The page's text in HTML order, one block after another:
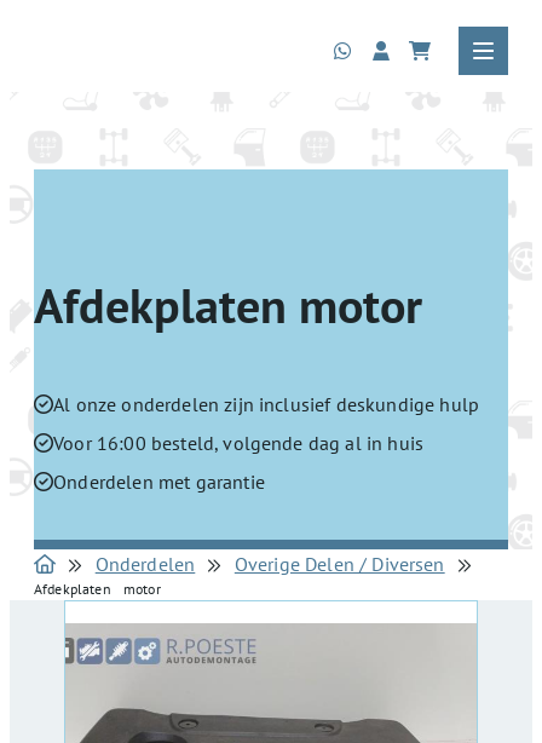
Afdekplaten motor
Al onze onderdelen zijn inclusief deskundige hulp
Voor 16:00 besteld, volgende dag al in huis
Onderdelen met garantie
Onderdelen Overige Delen / Diversen
Afdekplaten motor